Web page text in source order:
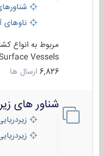
شناورهای
ناوهای
مربوط به انواع
Surface Vessels
6,826 ارسال ها
شناور های